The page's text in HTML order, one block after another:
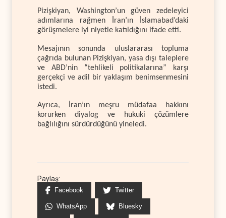
Pizişkiyan, Washington’un güven zedeleyici
adımlarına rağmen İran’ın İslamabad’daki
görüşmelere iyi niyetle katıldığını ifade etti.
Mesajının sonunda uluslararası topluma
çağrıda bulunan Pizişkiyan, yasa dışı taleplere
ve ABD’nin “tehlikeli politikalarına” karşı
gerçekçi ve adil bir yaklaşım benimsenmesini
istedi.
Ayrıca, İran’ın meşru müdafaa hakkını
korurken diyalog ve hukuki çözümlere
bağlılığını sürdürdüğünü yineledi.
Paylaş:
Facebook Twitter
WhatsApp Bluesky